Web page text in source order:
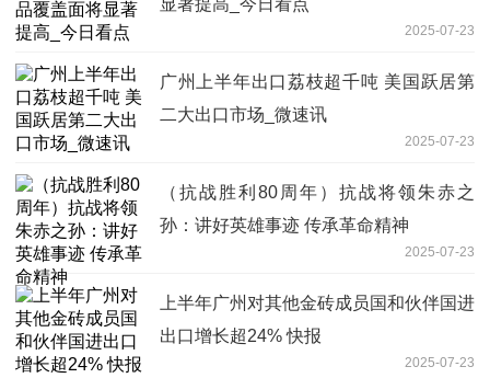
2025-07-23
广州上半年出口荔枝超千吨 美国跃居第
二大出口市场_微速讯
2025-07-23
（抗战胜利80周年）抗战将领朱赤之
孙：讲好英雄事迹 传承革命精神
2025-07-23
上半年广州对其他金砖成员国和伙伴国进
出口增长超24% 快报
2025-07-23